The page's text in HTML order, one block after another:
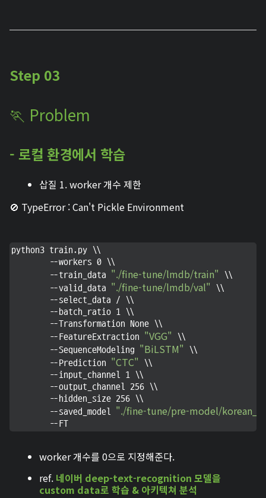
Step 03
🏃 Problem
- 로컬 환경에서 학습
삽질 1. worker 개수 제한
🚫 TypeError : Can't Pickle Environment
python3 train.py \\
        --workers 0 \\
        --train_data
"./fine-tune/lmdb/train"
\\
        --valid_data
"./fine-tune/lmdb/val"
\\
        --select_data / \\
        --batch_ratio 1 \\
        --Transformation None \\
        --FeatureExtraction
"VGG"
\\
        --SequenceModeling
"BiLSTM"
\\
        --Prediction
"CTC"
\\
        --input_channel 1 \\
        --output_channel 256 \\
        --hidden_size 256 \\
        --saved_model
"./fine-tune/pre-model/
        --FT
worker 개수를 0으로 지정해준다.
ref. 네이버 deep-text-recognition 모델을
custom data로 학습 & 아키텍쳐 분석